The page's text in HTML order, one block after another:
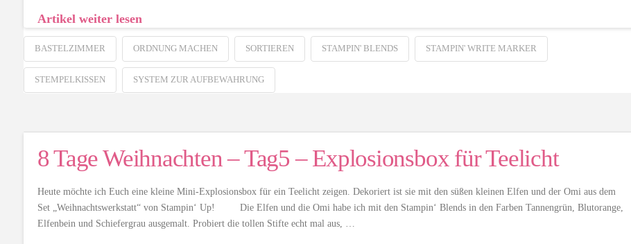
Artikel weiter lesen
BASTELZIMMER ORDNUNG MACHEN SORTIEREN STAMPIN' BLENDS STAMPIN' WRITE MARKER
STEMPELKISSEN SYSTEM ZUR AUFBEWAHRUNG
8 Tage Weihnachten – Tag5 – Explosionsbox für Teelicht
Heute möchte ich Euch eine kleine Mini-Explosionsbox für ein Teelicht zeigen. Dekoriert ist sie mit den süßen kleinen Elfen und der Omi aus dem
Set „Weihnachtswerkstatt“ von Stampin‘ Up! Die Elfen und die Omi habe ich mit den Stampin‘ Blends in den Farben Tannengrün, Blutorange,
Elfenbein und Schiefergrau ausgemalt. Probiert die tollen Stifte echt mal aus, …